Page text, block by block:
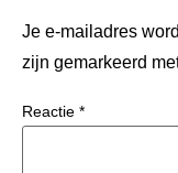
Je e-mailadres
zijn gemarkeerd
Reactie *